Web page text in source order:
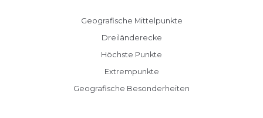
Geografische Mittelpunkte
Dreiländerecke
Höchste Punkte
Extrempunkte
Geografische Besonderheiten